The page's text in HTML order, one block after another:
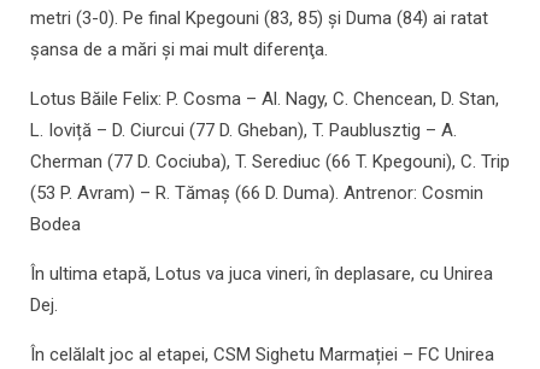
metri (3-0). Pe final Kpegouni (83, 85) și Duma (84) ai ratat
şansa de a mări şi mai mult diferenţa.
Lotus Băile Felix: P. Cosma – Al. Nagy, C. Chencean, D. Stan,
L. Ioviță – D. Ciurcui (77 D. Gheban), T. Paublusztig – A.
Cherman (77 D. Cociuba), T. Serediuc (66 T. Kpegouni), C. Trip
(53 P. Avram) – R. Tămaș (66 D. Duma). Antrenor: Cosmin
Bodea
În ultima etapă, Lotus va juca vineri, în deplasare, cu Unirea
Dej.
În celălalt joc al etapei, CSM Sighetu Marmației – FC Unirea